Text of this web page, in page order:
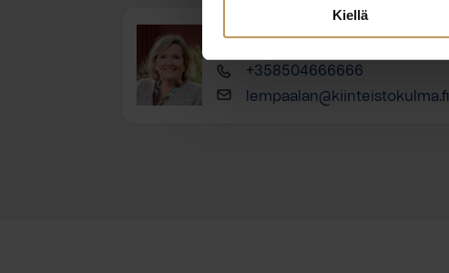
Kiellä
Päivi Nyström
+358504666666
lempaalan@kiinteistokulma.fi